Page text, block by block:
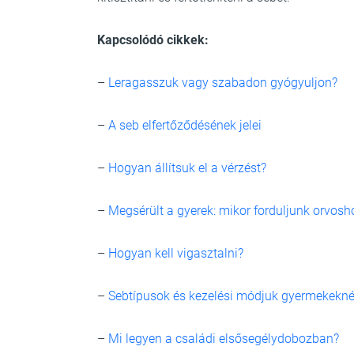
Kapcsolódó cikkek:
– Leragasszuk vagy szabadon gyógyuljon?
– A seb elfertőződésének jelei
– Hogyan állítsuk el a vérzést?
– Megsérült a gyerek: mikor forduljunk
– Hogyan kell vigasztalni?
– Sebtípusok és kezelési módjuk
– Mi legyen a családi elsősegélydobozban?